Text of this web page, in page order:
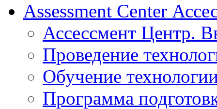
Assessment Center
Ассессмент Центр.
Проведение
Обучение
Программа